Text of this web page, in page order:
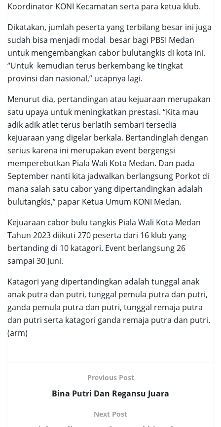
Koordinator KONI Kecamatan serta para ketua klub.
Dikatakan, jumlah peserta yang terbilang besar ini juga
sudah bisa menjadi modal besar bagi PBSI Medan
untuk mengembangkan cabor bulutangkis di kota ini.
“Untuk kemudian terus berkembang ke tingkat
provinsi dan nasional,” ucapnya lagi.
Menurut dia, pertandingan atau kejuaraan merupakan
satu upaya untuk meningkatkan prestasi. “Kita mau
adik adik atlet terus berlatih sembari tersedia
kejuaraan yang digelar berkala. Bertandinglah dengan
serius karena ini merupakan event bergengsi
memperebutkan Piala Wali Kota Medan. Dan pada
September nanti kita jadwalkan berlangsung Porkot di
mana salah satu cabor yang dipertandingkan adalah
bulutangkis,” papar Ketua Umum KONI Medan.
Kejuaraan cabor bulu tangkis Piala Wali Kota Medan
Tahun 2023 diikuti 270 peserta dari 16 klub yang
bertanding di 10 katagori. Event berlangsung 26
sampai 30 Juni.
Katagori yang dipertandingkan adalah tunggal anak
anak putra dan putri, tunggal pemula putra dan putri,
ganda pemula putra dan putri, tunggal remaja putra
dan putri serta katagori ganda remaja putra dan putri.
(arm)
Previous Post
Bina Putri Dan Regansu Juara
Next Post